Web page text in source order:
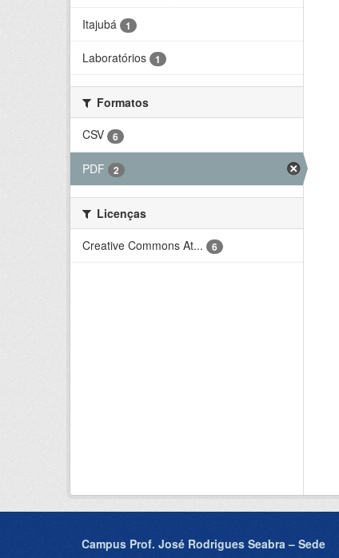
Itajubá 1
Laboratórios 1
Formatos
CSV
6
PDF 2
Licenças
Creative Commons At...
6
Campus Prof. José Rodrigues Seabra – Sede